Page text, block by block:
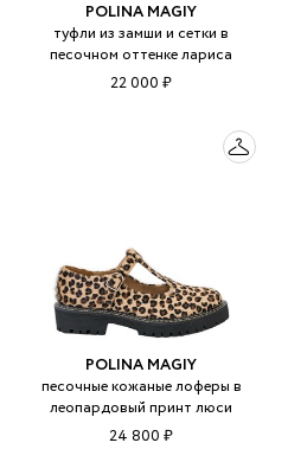
POLINA MAGIY
туфли из замши и сетки в
песочном оттенке лариса
22 000 ₽
POLINA MAGIY
песочные кожаные лоферы в
леопардовый принт люси
24 800 ₽